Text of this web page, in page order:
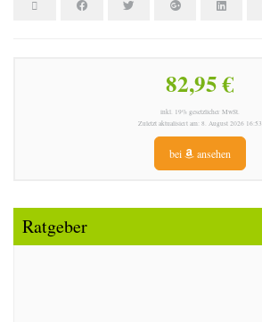
82,95 €
inkl. 19% gesetzlicher MwSt.
Zuletzt aktualisiert am: 8. August 2026 16:53
bei ansehen
Ratgeber